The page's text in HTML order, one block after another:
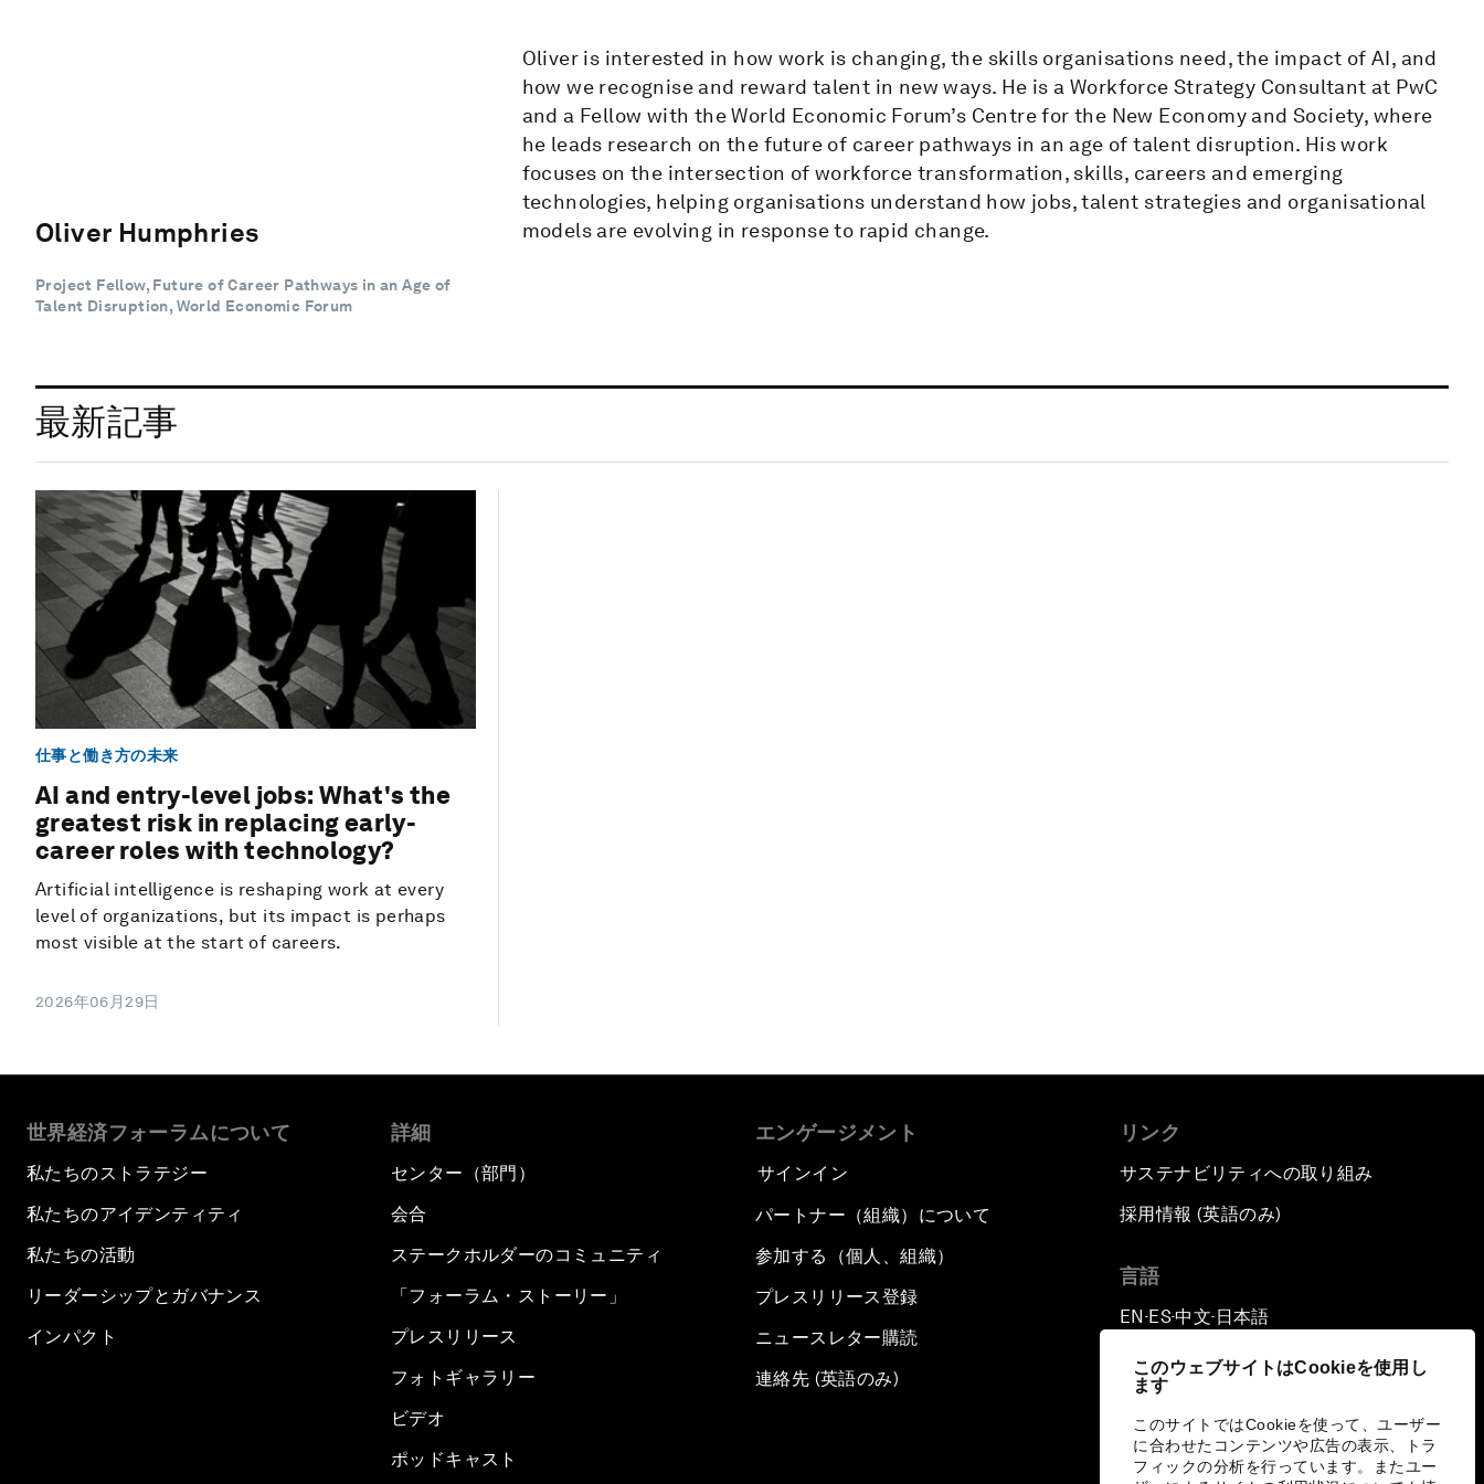
このウェブサイトはCookieを使用し
ます
このサイトではCookieを使って、ユーザー
に合わせたコンテンツや広告の表示、トラ
フィックの分析を行っています。またユー
Oliver Humphries
Project Fellow, Future of Career Pathways in an Age of
Talent Disruption, World Economic Forum
Oliver is interested in how work is changing, the skills organisations need, the impact of AI, and
how we recognise and reward talent in new ways. He is a Workforce Strategy Consultant at PwC
and a Fellow with the World Economic Forum’s Centre for the New Economy and Society, where
he leads research on the future of career pathways in an age of talent disruption. His work
focuses on the intersection of workforce transformation, skills, careers and emerging
technologies, helping organisations understand how jobs, talent strategies and organisational
models are evolving in response to rapid change.
最新記事
仕事と働き方の未来
AI and entry-level jobs: What's the
greatest risk in replacing early-
career roles with technology?
Artificial intelligence is reshaping work at every
level of organizations, but its impact is perhaps
most visible at the start of careers.
2026年06月29日
世界経済フォーラムについて
私たちのストラテジー
私たちのアイデンティティ
私たちの活動
リーダーシップとガバナンス
インパクト
詳細
センター（部門）
会合
ステークホルダーのコミュニティ
「フォーラム・ストーリー」
プレスリリース
フォトギャラリー
ビデオ
ポッドキャスト
エンゲージメント
サインイン
パートナー（組織）について
参加する（個人、組織）
プレスリリース登録
ニュースレター購読
連絡先 (英語のみ)
リンク
サステナビリティへの取り組み
採用情報 (英語のみ)
言語
EN ▪ ES▪中文▪ 日本語